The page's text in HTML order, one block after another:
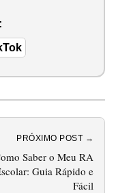
PRÓXIMO POST →
Saber o Meu RA
Guia Rápido e
Fácil